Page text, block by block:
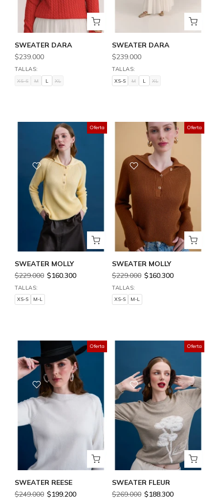
SWEATER DARA
$239.000
TALLAS:
XS-S M L XL
SWEATER DARA
$239.000
TALLAS:
XS-S M L XL
Oferta
SWEATER MOLLY
$229.000 $160.300
TALLAS:
XS-S M-L
Oferta
SWEATER MOLLY
$229.000 $160.300
TALLAS:
XS-S M-L
Oferta
SWEATER REESE
$249.000 $199.200
Oferta
SWEATER FLEUR
$269.000 $188.300